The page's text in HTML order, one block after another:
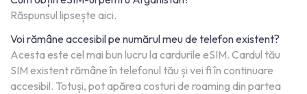
Răspunsul lipsește aici.
Voi rămâne accesibil pe numărul meu de telefon existent?
Acesta este cel mai bun lucru la cardurile eSIM. Cardul tău
SIM existent rămâne în telefonul tău și vei fi în continuare
accesibil. Totuși, pot apărea costuri de roaming din partea